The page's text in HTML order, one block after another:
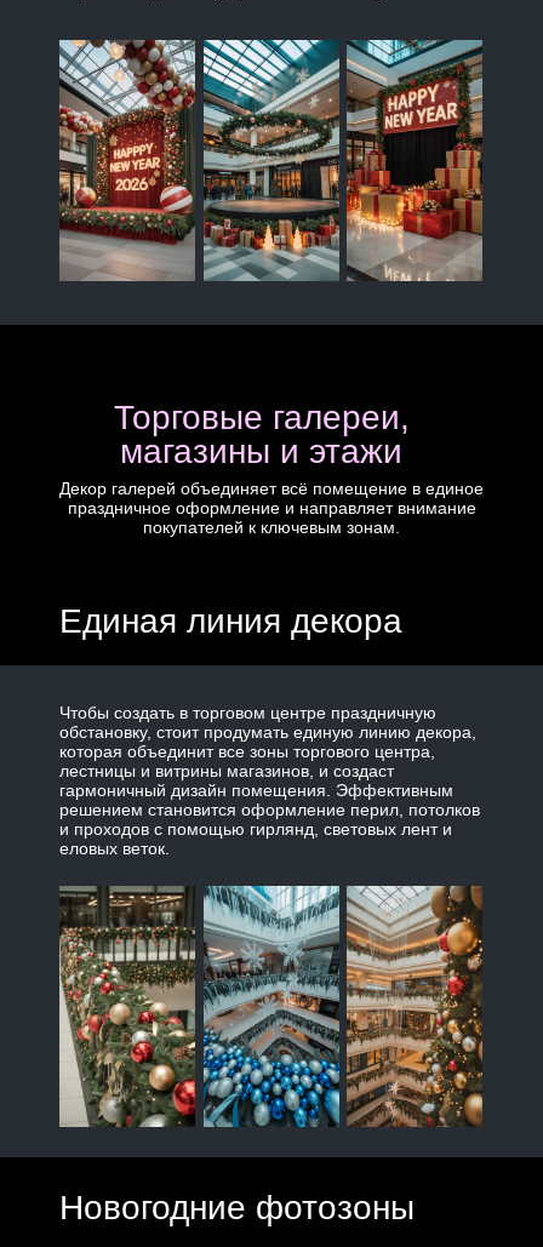
Декор галерей объединяет всё помещение в единое
праздничное оформление и направляет внимание
покупателей к ключевым зонам.
Торговые галереи,
магазины и этажи
Чтобы создать в торговом центре праздничную
обстановку, стоит продумать единую линию декора,
которая объединит все зоны торгового центра,
лестницы и витрины магазинов, и создаст
гармоничный дизайн помещения. Эффективным
решением становится оформление перил, потолков
и проходов с помощью гирлянд, световых лент и
еловых веток.
Единая линия декора
Новогодние фотозоны